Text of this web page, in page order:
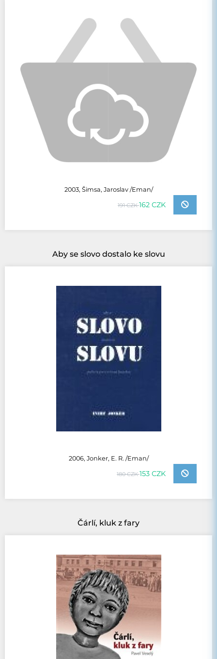
2003, Šimsa, Jaroslav /Eman/
191 CZK162 CZK
Aby se slovo dostalo ke slovu
2006, Jonker, E. R. /Eman/
180 CZK153 CZK
Čárlí, kluk z fary